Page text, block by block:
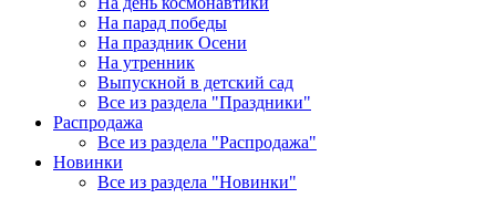
На парад победы
На праздник Осени
На утренник
Выпускной в детский сад
Все из раздела "Праздники"
Распродажа
Все из раздела "Распродажа"
Новинки
Все из раздела "Новинки"